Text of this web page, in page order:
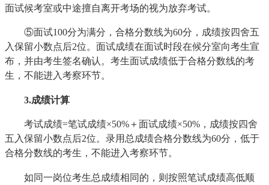
面试候考室或中途擅自离开考场的视为放弃考试。
⑤面试100分为满分，合格分数线为60分，成绩按四舍五
入保留小数点后2位。面试成绩在面试时段在候分室向考生宣
布，并由考生签名确认。考生面试成绩低于合格分数线的考
生，不能进入考察环节。
3.成绩计算
考试成绩=笔试成绩×50%＋面试成绩×50%，成绩按四舍
五入保留小数点后2位。录用总成绩合格分数线为60分，低于
合格分数线的考生，不能进入考察环节。
如同一岗位考生总成绩相同的，则按照笔试成绩高低顺